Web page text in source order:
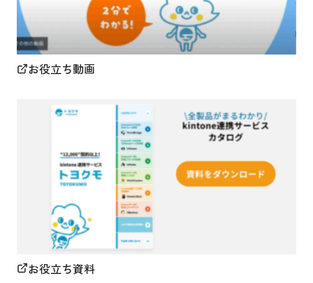
お役立ち動画
お役立ち資料